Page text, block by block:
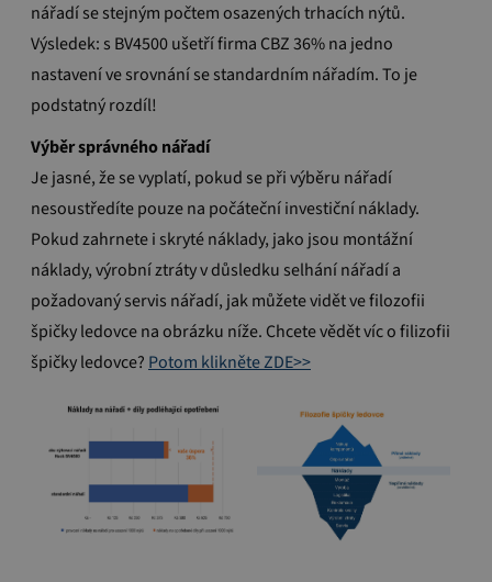
nářadí se stejným počtem osazených trhacích nýtů.
Výsledek: s BV4500 ušetří firma CBZ 36% na jedno
nastavení ve srovnání se standardním nářadím.To je
podstatný rozdíl!
Výběr správného nářadí
Je jasné, že se vyplatí, pokud se při výběru nářadí
nesoustředíte pouze na počáteční investiční náklady.
Pokud zahrnete i skryté náklady, jako jsou montážní
náklady, výrobní ztráty v důsledku selhání nářadí a
požadovaný servis nářadí, jak můžete vidět ve filozofii
špičky ledovce na obrázku níže. Chcete vědět víc o filizofii
špičky ledovce? Potom klikněte ZDE>>